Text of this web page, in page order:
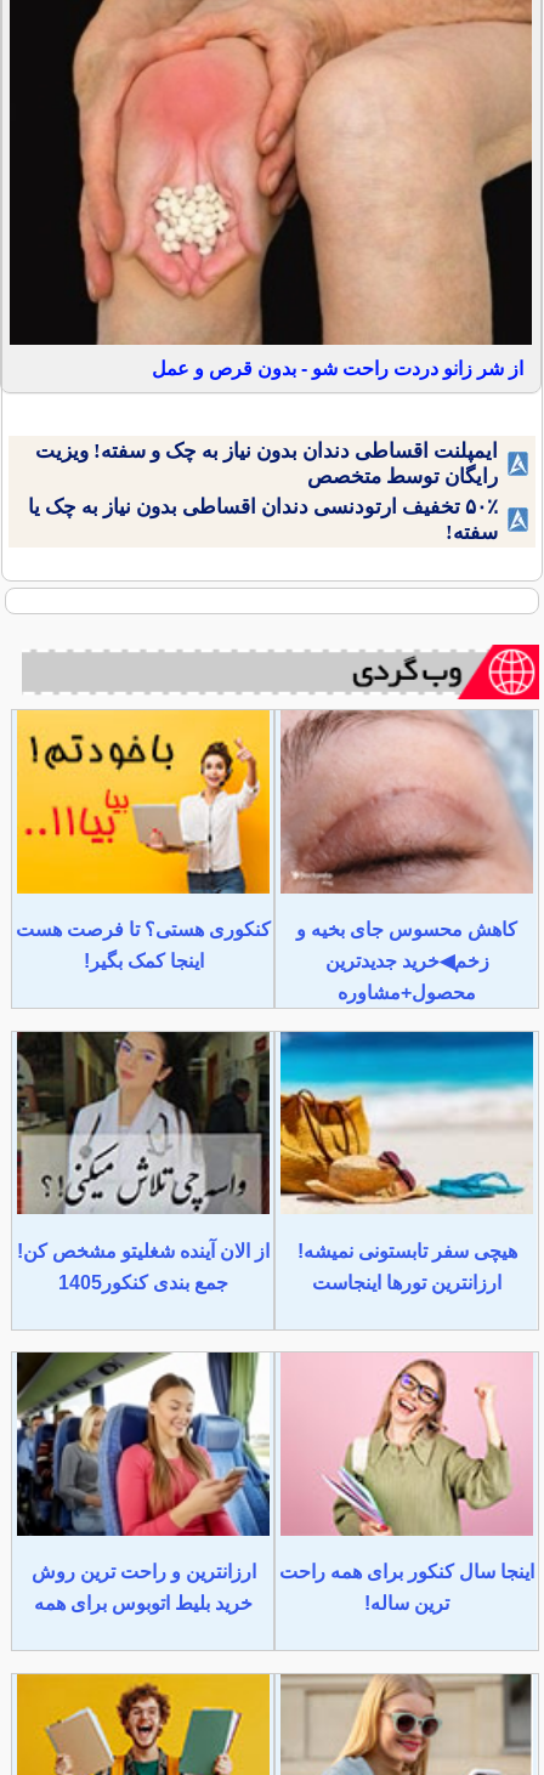
از شر زانو دردت راحت شو - بدون قرص و عمل
ایمپلنت اقساطی دندان بدون نیاز به چک و سفته! ویزیت
رایگان توسط متخصص
۵۰٪ تخفیف ارتودنسی دندان اقساطی بدون نیاز به چک یا
سفته!
کاهش محسوس جای بخیه و
زخم◀خرید جدیدترین
محصول+مشاوره
کنکوری هستی؟ تا فرصت هست
اینجا کمک بگیر!
هیچی سفر تابستونی نمیشه!
ارزانترین تورها اینجاست
از الان آینده شغلیتو مشخص کن!
جمع بندی کنکور1405
اینجا سال کنکور برای همه راحت
ترین ساله!
ارزانترین و راحت ترین روش
خرید بلیط اتوبوس برای همه